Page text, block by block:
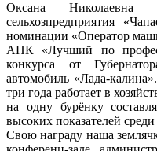
Оксана
сельхозпредприятия
номинации «Оператор
АПК «Лучший по
конкурса от
автомобиль «Лада-
три года работает в
на одну бурёнку
высоких показателей
Свою награду наша